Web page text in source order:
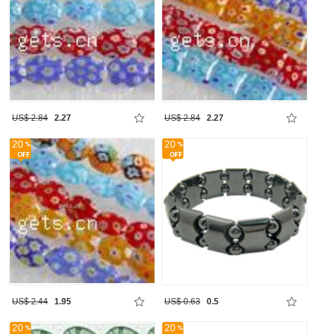
US$ 2.84 2.27 US$ 2.84 2.27
20
US$ 2.44 1.95
20
US$ 0.63 0.5
20 20